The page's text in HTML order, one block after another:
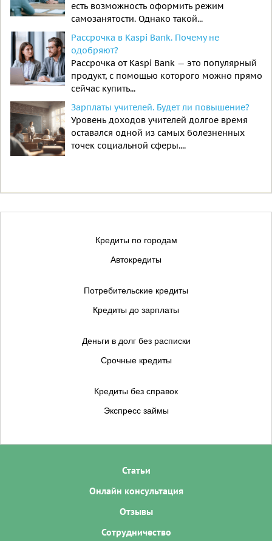
есть возможность оформить режим
самозанятости. Однако такой...
Рассрочка в Kaspi Bank. Почему не
одобряют?
Рассрочка от Kaspi Bank — это популярный
продукт, с помощью которого можно прямо
сейчас купить...
Зарплаты учителей. Будет ли повышение?
Уровень доходов учителей долгое время
оставался одной из самых болезненных
точек социальной сферы....
Кредиты по городам
Автокредиты
Потребительские кредиты
Кредиты до зарплаты
Деньги в долг без расписки
Срочные кредиты
Кредиты без справок
Экспресс займы
Статьи
Онлайн консультация
Отзывы
Сотрудничество